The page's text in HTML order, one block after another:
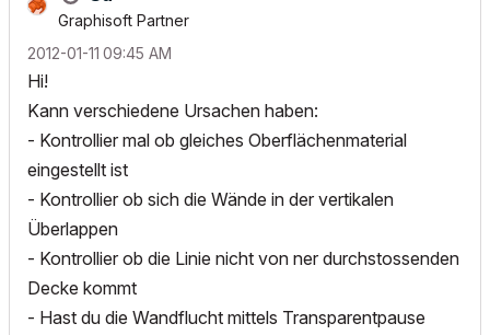
Graphisoft Partner
‎2012-01-11 09:45 AM
Hi!
Kann verschiedene Ursachen haben:
- Kontrollier mal ob gleiches Oberflächenmaterial
eingestellt ist
- Kontrollier ob sich die Wände in der vertikalen
Überlappen
- Kontrollier ob die Linie nicht von ner durchstossenden
Decke kommt
- Hast du die Wandflucht mittels Transparentpause